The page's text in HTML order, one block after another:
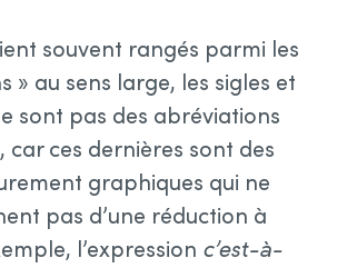
souvent rangés parmi les
» au sens large, les sigles et
sont pas des abréviations
car ces dernières sont des
graphiques qui ne
pas d’une réduction à
l’expression c’est-à-